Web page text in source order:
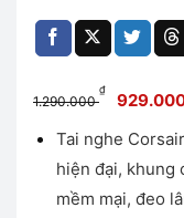
1.290.000
₫
Giá
là:
Tai nghe
hiện đại, khung
mềm mại, đeo